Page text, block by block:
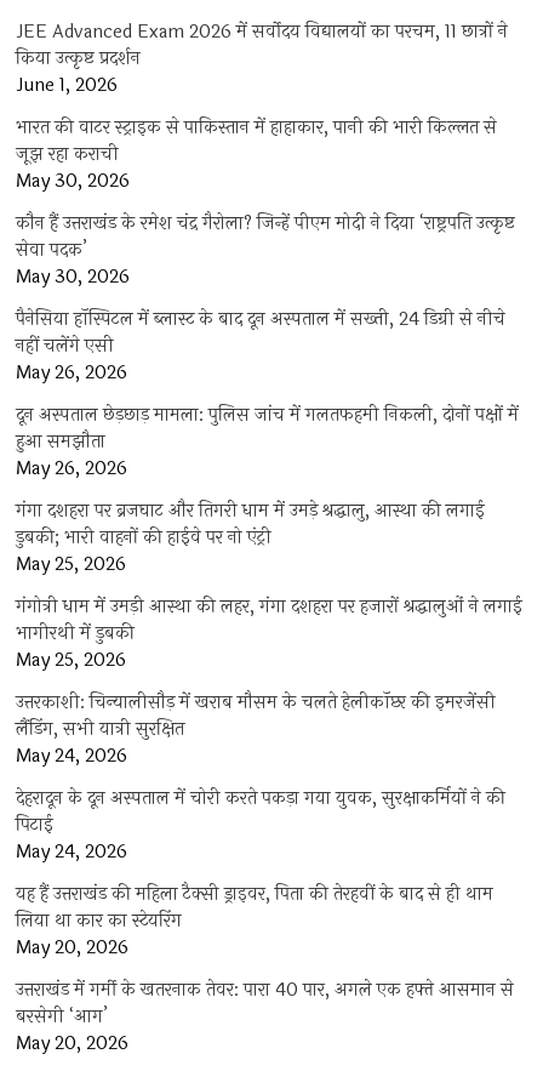
JEE Advanced Exam 2026 में सर्वोदय विद्यालयों का परचम, 11 छात्रों ने
किया उत्कृष्ट प्रदर्शन
June 1, 2026
भारत की वाटर स्ट्राइक से पाकिस्तान में हाहाकार, पानी की भारी किल्लत से
जूझ रहा कराची
May 30, 2026
कौन हैं उत्तराखंड के रमेश चंद्र गैरोला? जिन्हें पीएम मोदी ने दिया ‘राष्ट्रपति उत्कृष्ट
सेवा पदक’
May 30, 2026
पैनेसिया हॉस्पिटल में ब्लास्ट के बाद दून अस्पताल में सख्ती, 24 डिग्री से नीचे
नहीं चलेंगे एसी
May 26, 2026
दून अस्पताल छेड़छाड़ मामला: पुलिस जांच में गलतफहमी निकली, दोनों पक्षों में
हुआ समझौता
May 26, 2026
गंगा दशहरा पर ब्रजघाट और तिगरी धाम में उमड़े श्रद्धालु, आस्था की लगाई
डुबकी; भारी वाहनों की हाईवे पर नो एंट्री
May 25, 2026
गंगोत्री धाम में उमड़ी आस्था की लहर, गंगा दशहरा पर हजारों श्रद्धालुओं ने लगाई
भागीरथी में डुबकी
May 25, 2026
उत्तरकाशी: चिन्यालीसौड़ में खराब मौसम के चलते हेलीकॉप्टर की इमरजेंसी
लैंडिंग, सभी यात्री सुरक्षित
May 24, 2026
देहरादून के दून अस्पताल में चोरी करते पकड़ा गया युवक, सुरक्षाकर्मियों ने की
पिटाई
May 24, 2026
यह हैं उत्तराखंड की महिला टैक्सी ड्राइवर, पिता की तेरहवीं के बाद से ही थाम
लिया था कार का स्टेयरिंग
May 20, 2026
उत्तराखंड में गर्मी के खतरनाक तेवर: पारा 40 पार, अगले एक हफ्ते आसमान से
बरसेगी ‘आग’
May 20, 2026